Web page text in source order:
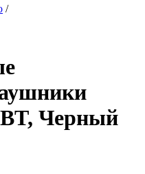
/
Черный